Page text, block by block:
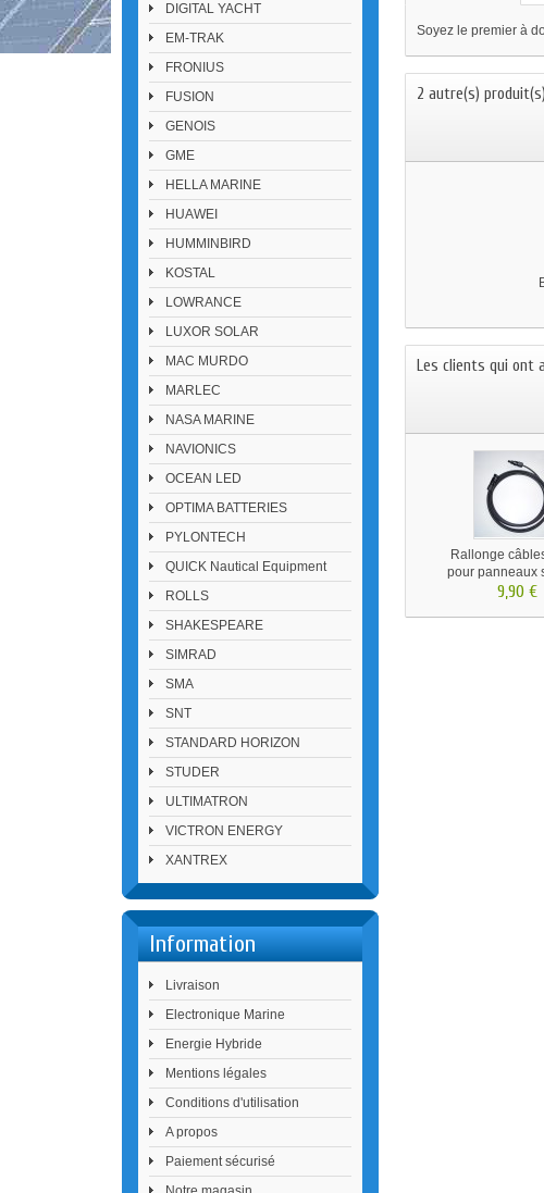
DIGITAL YACHT
EM-TRAK
FRONIUS
FUSION
GENOIS
GME
HELLA MARINE
HUAWEI
HUMMINBIRD
KOSTAL
LOWRANCE
LUXOR SOLAR
MAC MURDO
MARLEC
NASA MARINE
NAVIONICS
OCEAN LED
OPTIMA BATTERIES
PYLONTECH
QUICK Nautical Equipment
ROLLS
SHAKESPEARE
SIMRAD
SMA
SNT
STANDARD HORIZON
STUDER
ULTIMATRON
VICTRON ENERGY
XANTREX
Information
Livraison
Electronique Marine
Energie Hybride
Mentions légales
Conditions d'utilisation
A propos
Paiement sécurisé
Soyez le premier à
2 autre(s)
Les clients qui ont
Rallonge
pour panneaux
9,90 €